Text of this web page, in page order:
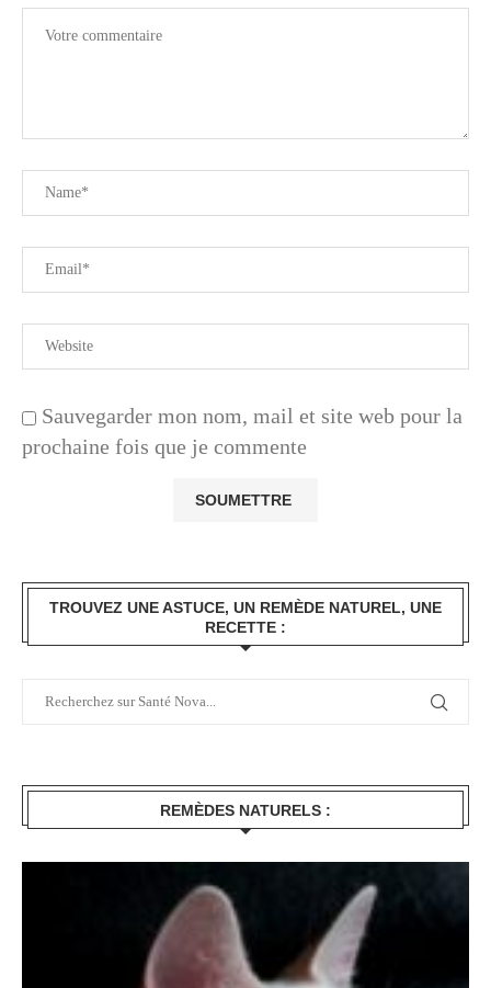
Sauvegarder mon nom, mail et site web pour la
prochaine fois que je commente
TROUVEZ UNE ASTUCE, UN REMÈDE NATUREL, UNE
RECETTE :
REMÈDES NATURELS :